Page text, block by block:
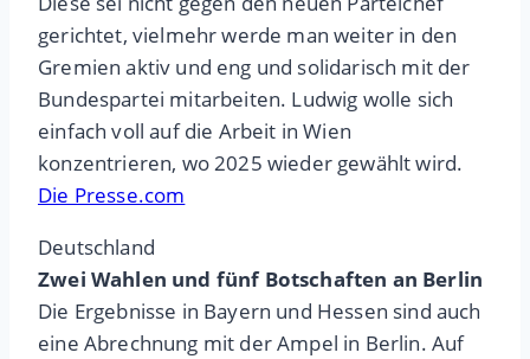
gerichtet, vielmehr werde man weiter in den
Gremien aktiv und eng und solidarisch mit der
Bundespartei mitarbeiten. Ludwig wolle sich
einfach voll auf die Arbeit in Wien
konzentrieren, wo 2025 wieder gewählt wird.
Die Presse.com
Deutschland
Zwei Wahlen und fünf Botschaften an Berlin
Die Ergebnisse in Bayern und Hessen sind auch
eine Abrechnung mit der Ampel in Berlin. Auf